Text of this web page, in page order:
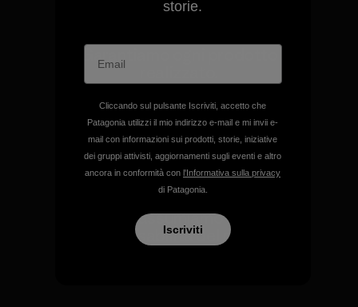
Garantiamo ogni prodotto
Garanzia Corazzata
Ci assumiamo la
responsabilità del nostro
storie.
Cliccando sul pulsante Iscriviti, accetto che
Patagonia utilizzi il mio indirizzo e-mail e mi invii e-
mail con informazioni sui prodotti, storie, iniziative
dei gruppi attivisti, aggiornamenti sugli eventi e altro
ancora in conformità con l'Informativa sulla privacy
di Patagonia.
Iscriviti